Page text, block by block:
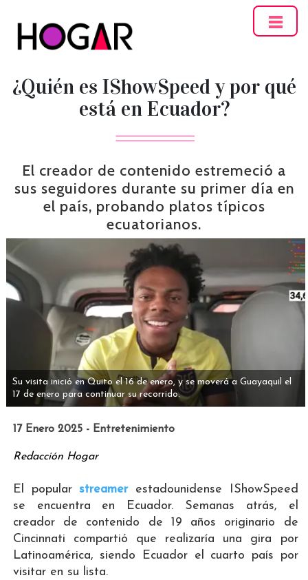
¿Quién es IShowSpeed y por qué
está en Ecuador?
El creador de contenido estremeció a
sus seguidores durante su primer día en
el país, probando platos típicos
ecuatorianos.
Su visita inició en Quito el 16 de enero, y se moverá a Guayaquil el
17 de enero para continuar su recorrido.
17 Enero 2025 - Entretenimiento
Redacción Hogar
El popularstreamerestadounidense IShowSpeed
se encuentra en Ecuador. Semanas atrás, el
creador de contenido de 19 años originario de
Cincinnati compartió que realizaría una gira por
Latinoamérica, siendo Ecuador el cuarto país por
visitar en su lista.